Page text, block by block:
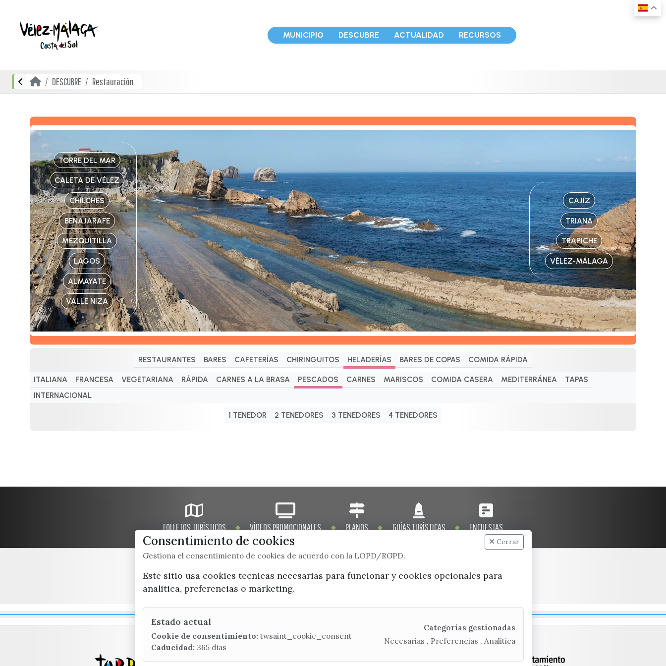
MUNICIPIO DESCUBRE ACTUALIDAD RECURSOS
DESCUBRE Restauración
TORRE DEL MAR
CALETA DE VÉLEZ
CHILCHES
BENAJARAFE
MEZQUITILLA
LAGOS
ALMAYATE
VALLE NIZA
CAJÍZ
TRIANA
TRAPICHE
VÉLEZ-MÁLAGA
RESTAURANTES BARES CAFETERÍAS CHIRINGUITOS HELADERÍAS BARES DE COPAS COMIDA RÁPIDA
ITALIANA FRANCESA VEGETARIANA RÁPIDA CARNES A LA BRASA PESCADOS CARNES MARISCOS COMIDA CASERA MEDITERRÁNEA
TAPAS
INTERNACIONAL
1 TENEDOR 2 TENEDORES 3 TENEDORES 4 TENEDORES
FOLLETOS TURÍSTICOS VÍDEOS PROMOCIONALES PLANOS GUÍAS TURÍSTICAS ENCUESTAS
x / twitter
Consentimiento de cookies
Gestiona el consentimiento de cookies de acuerdo con la LOPD/RGPD.
Cerrar
Este sitio usa cookies tecnicas necesarias para funcionar y cookies opcionales para
analitica, preferencias o marketing.
Estado actual
Cookie de consentimiento: twsaint_cookie_consent
Caducidad: 365 dias
Categorias gestionadas
Necesarias , Preferencias , Analitica